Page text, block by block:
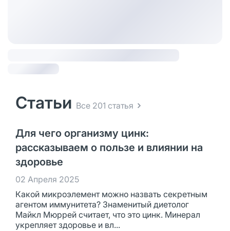
Статьи Все 201 статья
Для чего организму цинк:
рассказываем о пользе и влиянии на
здоровье
02 Апреля 2025
Какой микроэлемент можно назвать секретным
агентом иммунитета? Знаменитый диетолог
Майкл Мюррей считает, что это цинк. Минерал
укрепляет здоровье и вл...